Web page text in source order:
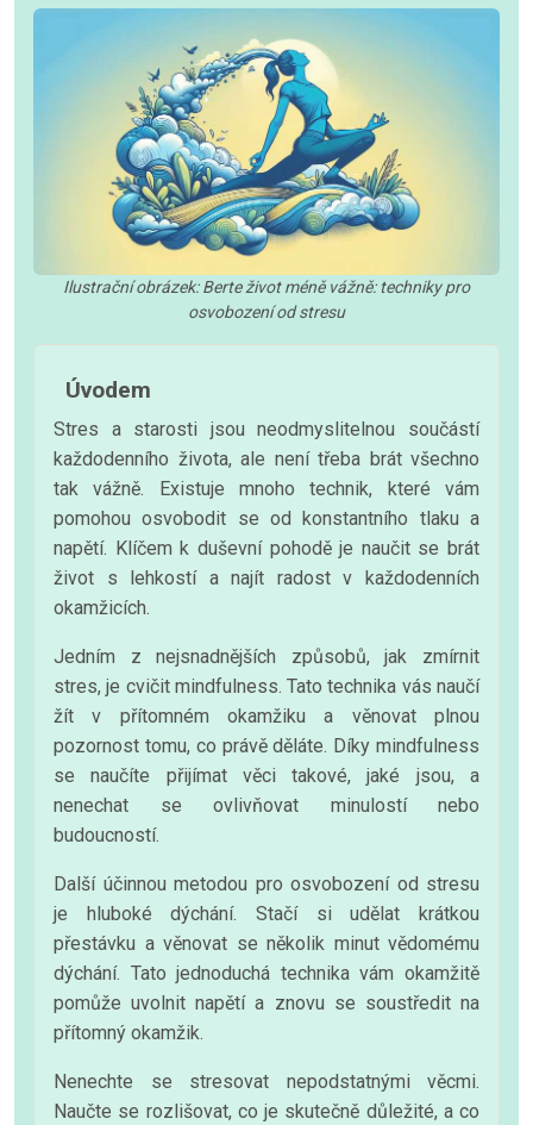
Ilustrační obrázek: Berte život méně vážně: techniky pro
osvobození od stresu
Úvodem
Stres a starosti jsou neodmyslitelnou součástí
každodenního života, ale není třeba brát všechno
tak vážně. Existuje mnoho technik, které vám
pomohou osvobodit se od konstantního tlaku a
napětí. Klíčem k duševní pohodě je naučit se brát
život s lehkostí a najít radost v každodenních
okamžicích.
Jedním z nejsnadnějších způsobů, jak zmírnit
stres, je cvičit mindfulness. Tato technika vás naučí
žít v přítomném okamžiku a věnovat plnou
pozornost tomu, co právě děláte. Díky mindfulness
se naučíte přijímat věci takové, jaké jsou, a
nenechat se ovlivňovat minulostí nebo
budoucností.
Další účinnou metodou pro osvobození od stresu
je hluboké dýchání. Stačí si udělat krátkou
přestávku a věnovat se několik minut vědomému
dýchání. Tato jednoduchá technika vám okamžitě
pomůže uvolnit napětí a znovu se soustředit na
přítomný okamžik.
Nenechte se stresovat nepodstatnými věcmi.
Naučte se rozlišovat, co je skutečně důležité, a co